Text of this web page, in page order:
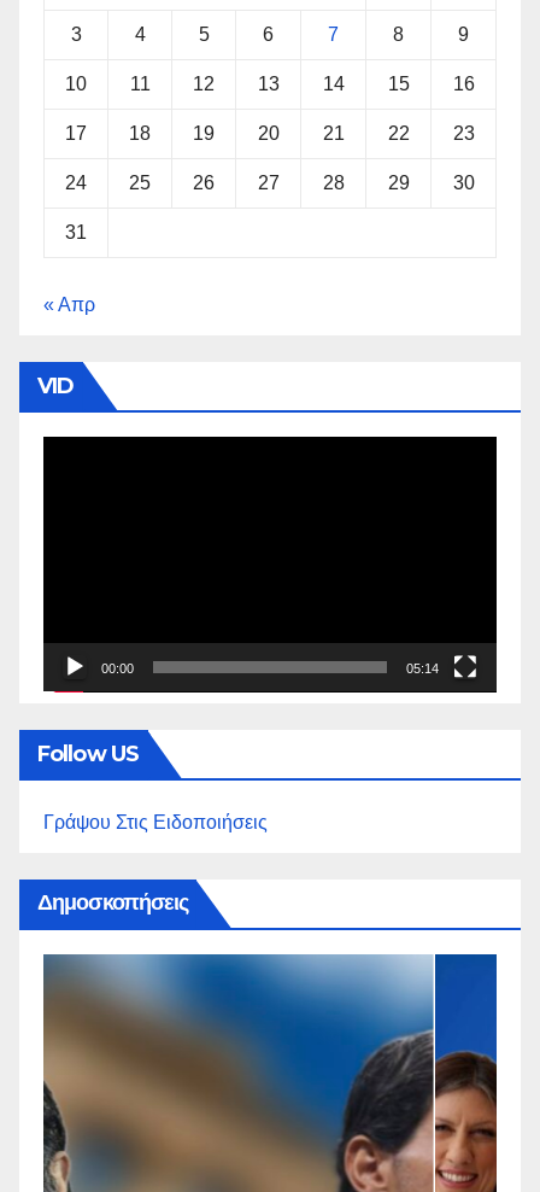
3 4 5 6 7 8 9
10 11 12 13 14 15 16
17 18 19 20 21 22 23
24 25 26 27 28 29 30
31
« Απρ
VID
00:00 05:14
Follow US
Γράψου Στις Ειδοποιήσεις
Δημοσκοπήσεις